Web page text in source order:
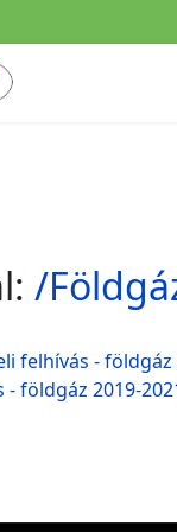
/
felhívás - földgáz
- földgáz 2019-